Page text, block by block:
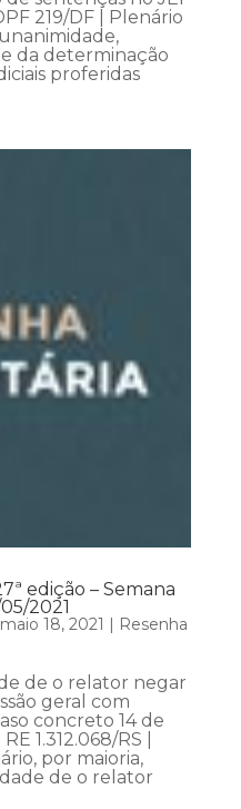
219/DF | Plenário
da determinação
proferidas
edição – Semana
2021
maio 18, 2021
Resenha
de o relator negar
geral com
concreto 14 de
1.312.068/RS |
por maioria,
de o relator